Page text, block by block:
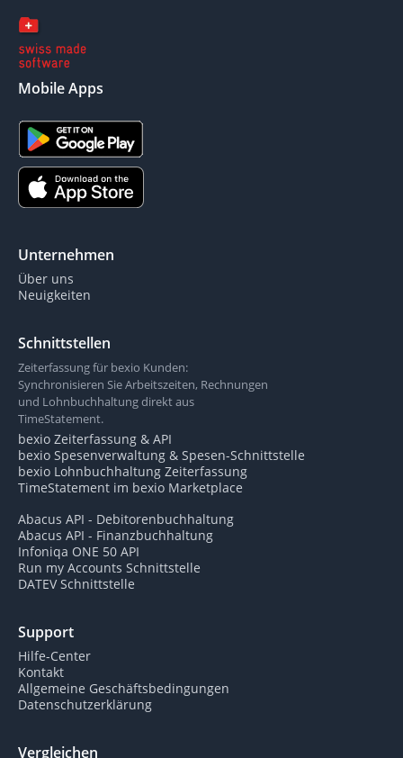
Mobile Apps
Unternehmen
Über uns
Neuigkeiten
Schnittstellen
Zeiterfassung für bexio Kunden:
Synchronisieren Sie Arbeitszeiten, Rechnungen
und Lohnbuchhaltung direkt aus
TimeStatement.
bexio Zeiterfassung & API
bexio Spesenverwaltung & Spesen-Schnittstelle
bexio Lohnbuchhaltung Zeiterfassung
TimeStatement im bexio Marketplace
Abacus API - Debitorenbuchhaltung
Abacus API - Finanzbuchhaltung
Infoniqa ONE 50 API
Run my Accounts Schnittstelle
DATEV Schnittstelle
Support
Hilfe-Center
Kontakt
Allgemeine Geschäftsbedingungen
Datenschutzerklärung
Vergleichen